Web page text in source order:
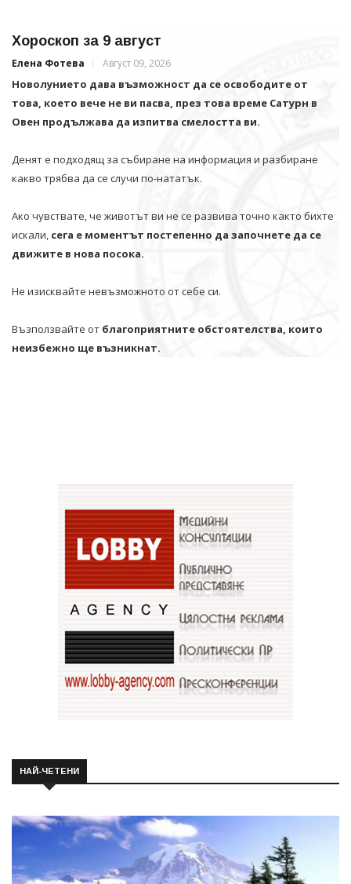
Хороскоп за 9 август
Елена Фотева Август 09, 2026
Новолунието дава възможност да се освободите от
това, което вече не ви пасва, през това време Сатурн в
Овен продължава да изпитва смелостта ви.
Денят е подходящ за събиране на информация и разбиране
какво трябва да се случи по-нататък.
Ако чувствате, че животът ви не се развива точно както бихте
искали, сега е моментът постепенно да започнете да се
движите в нова посока.
Не изисквайте невъзможното от себе си.
Възползвайте от благоприятните обстоятелства, които
неизбежно ще възникнат.
НАЙ-ЧЕТЕНИ